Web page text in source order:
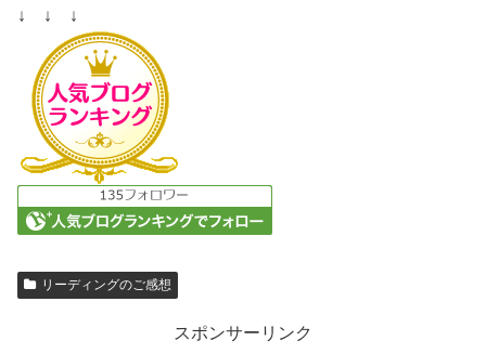
↓ ↓ ↓
リーディングのご感想
スポンサーリンク